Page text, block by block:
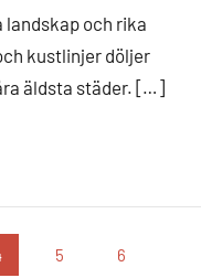
landskap och rika
kustlinjer döljer
äldsta städer. […]
5 6